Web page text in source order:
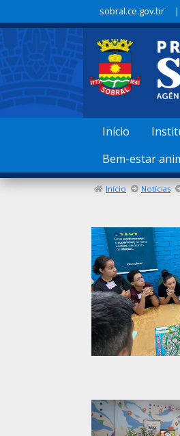
sobral.ce.gov.br |
Início
Bem-estar
Início Notícias